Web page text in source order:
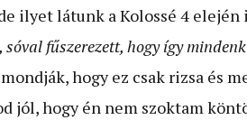
ilyet látunk a Kolossé 4 elején
sóval fűszerezett, hogy így
hogy ez csak rizsa és
jól, hogy én nem szoktam